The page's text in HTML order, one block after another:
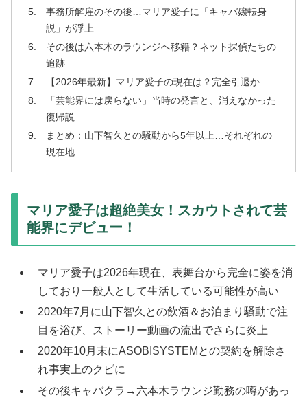
事務所解雇のその後…マリア愛子に「キャバ嬢転身
説」が浮上
その後は六本木のラウンジへ移籍？ネット探偵たちの
追跡
【2026年最新】マリア愛子の現在は？完全引退か
「芸能界には戻らない」当時の発言と、消えなかった
復帰説
まとめ：山下智久との騒動から5年以上…それぞれの
現在地
マリア愛子は超絶美女！スカウトされて芸
能界にデビュー！
マリア愛子は2026年現在、表舞台から完全に姿を消
しており一般人として生活している可能性が高い
2020年7月に山下智久との飲酒＆お泊まり騒動で注
目を浴び、ストーリー動画の流出でさらに炎上
2020年10月末にASOBISYSTEMとの契約を解除さ
れ事実上のクビに
その後キャバクラ→六本木ラウンジ勤務の噂があっ